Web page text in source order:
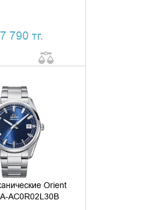
790 тг.
Orient
AC0R02L30B
В КОРЗИНУ
В 1 КЛИК